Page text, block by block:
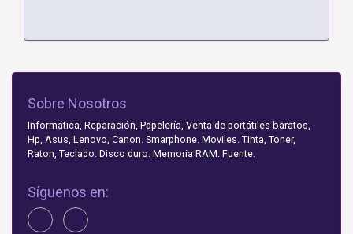
Sobre Nosotros
Informática, Reparación, Papelería, Venta de portátiles baratos,
Hp, Asus, Lenovo, Canon. Smarphone. Moviles. Tinta, Toner,
Raton, Teclado. Disco duro. Memoria RAM. Fuente.
Síguenos en: